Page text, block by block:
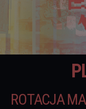
ROTACJA